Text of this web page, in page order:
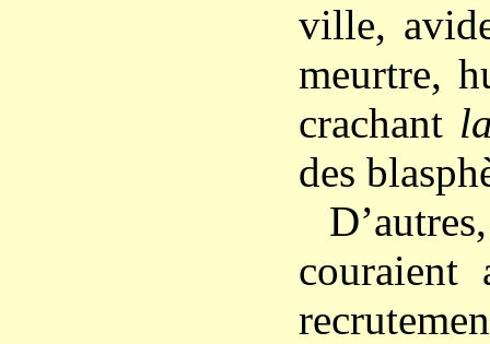
ville,
meurtre,
crachant
des
couraient